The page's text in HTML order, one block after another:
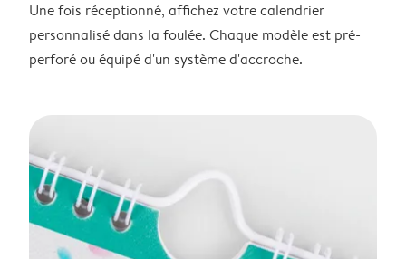
Une fois réceptionné, affichez votre calendrier
personnalisé dans la foulée. Chaque modèle est pré-
perforé ou équipé d'un système d'accroche.